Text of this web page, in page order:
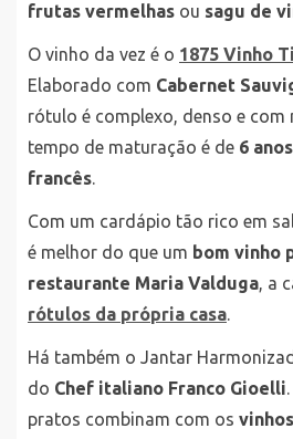
frutas vermelhas ou sagu de
O vinho da vez é o 1875 Vinho
Elaborado com Cabernet
rótulo é complexo, denso e com
tempo de maturação é de 6
francês.
Com um cardápio tão rico em
é melhor do que um bom vinho
restaurante Maria Valduga, a
rótulos da própria casa.
Há também o Jantar
do Chef italiano Franco Gioelli
pratos combinam com os vinhos